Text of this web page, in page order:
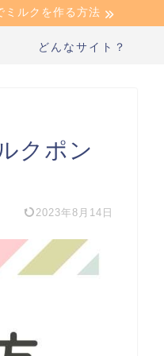
ミルクを作る方法
どんなサイト？
クポン
2023年8月14日